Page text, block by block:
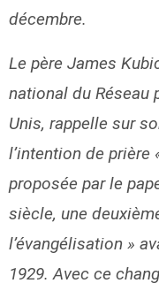
décembre.
Le père James
national du Réseau
Unis, rappelle sur
l’intention de prière
proposée par le
siècle, une
l’évangélisation »
1929. Avec ce